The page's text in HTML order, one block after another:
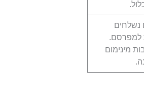
נשלחים
למפרסם.
מינימום